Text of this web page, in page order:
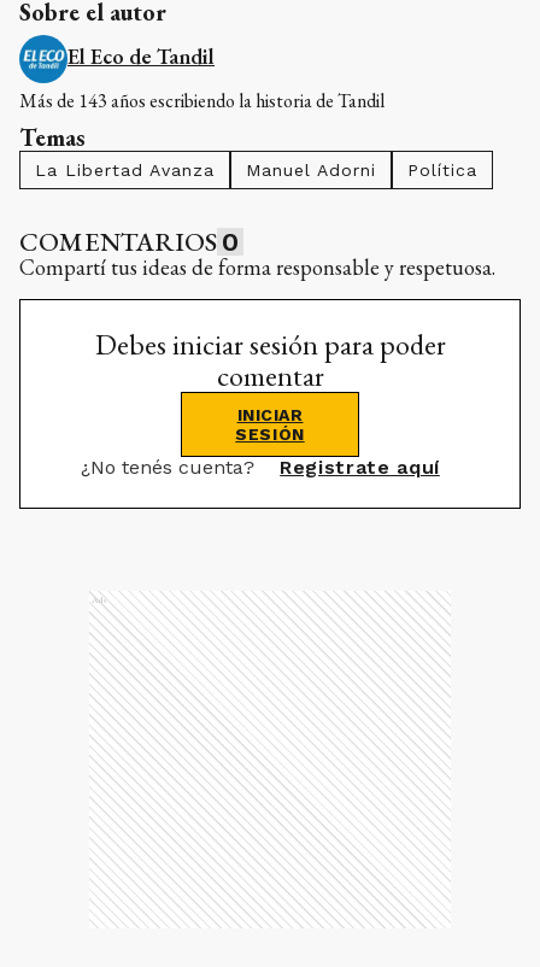
Sobre el autor
El Eco de Tandil
Más de 143 años escribiendo la historia de Tandil
Temas
La Libertad Avanza Manuel Adorni Política
COMENTARIOS 0
Compartí tus ideas de forma responsable y respetuosa.
Debes iniciar sesión para poder
comentar
INICIAR
SESIÓN
¿No tenés cuenta? Registrate aquí
Ads